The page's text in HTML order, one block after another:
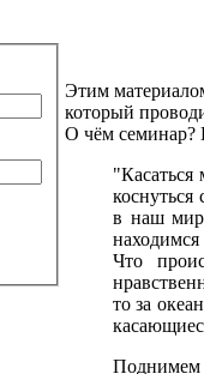
Этим
который
О чём семинар?
в наш
Что
то за
Поднимем